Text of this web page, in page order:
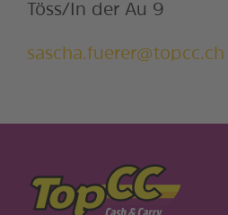
Töss/In der Au 9
sascha.fuerer@topcc.ch